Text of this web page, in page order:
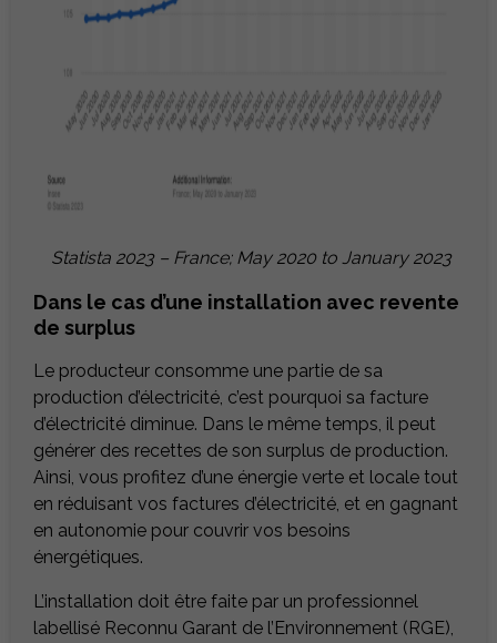
Statista 2023 – France; May 2020 to January 2023
Dans le cas d’une installation avec revente
de surplus
Le producteur consomme une partie de sa
production d’électricité, c’est pourquoi sa facture
d’électricité diminue. Dans le même temps, il peut
générer des recettes de son surplus de production.
Ainsi, vous profitez d’une énergie verte et locale tout
en réduisant vos factures d’électricité, et en gagnant
en autonomie pour couvrir vos besoins
énergétiques.
L’installation doit être faite par un professionnel
labellisé Reconnu Garant de l’Environnement (RGE),